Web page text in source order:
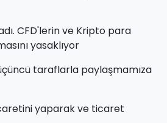
CFD'lerin ve Kripto para
yasaklıyor
taraflarla paylaşmamıza
yaparak ve ticaret